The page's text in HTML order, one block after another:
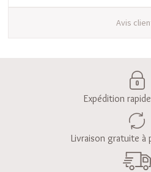
Avis
Expédition
Livraison gratuite à